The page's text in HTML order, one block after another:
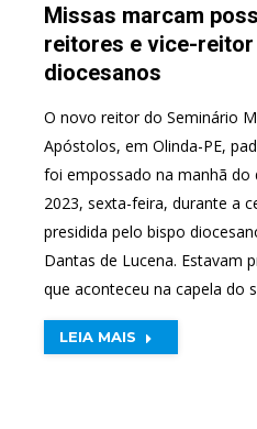
Missas marcam
reitores e vice-
diocesanos
O novo reitor do Seminário
Apóstolos, em Olinda-PE,
foi empossado na manhã do
2023, sexta-feira, durante a
presidida pelo bispo
Dantas de Lucena. Estavam
que aconteceu na capela do
LEIA MAIS